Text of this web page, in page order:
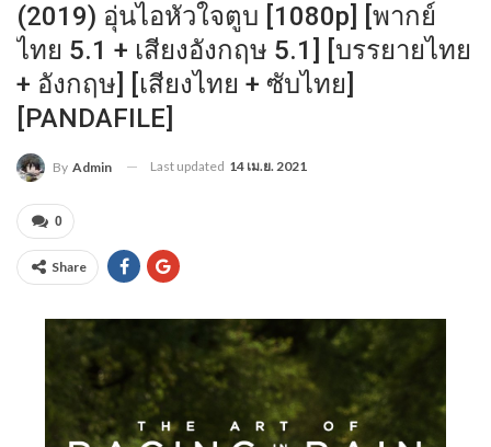
(2019) อุ่นไอหัวใจตูบ [1080p] [พากย์
ไทย 5.1 + เสียงอังกฤษ 5.1] [บรรยายไทย
+ อังกฤษ] [เสียงไทย + ซับไทย]
[PANDAFILE]
By Admin Last updated 14 เม.ย. 2021
0
Share